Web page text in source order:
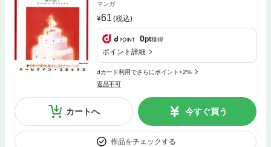
マンガ
61 (税込)
0pt獲得
ポイント詳細
dカード利用でさらにポイント+2%
返品不可
カートへ 今すぐ買う
作品をチェックする